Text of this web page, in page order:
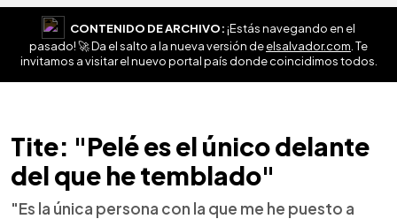
CONTENIDO DE ARCHIVO:¡Estás navegando en el
pasado! 🚀 Da el salto a la nueva versión deelsalvador.com . Te
invitamos a visitar el nuevo portal país donde coincidimos todos.
Tite: "Pelé es el único delante
del que he temblado"
"Es la única persona con la que me he puesto a